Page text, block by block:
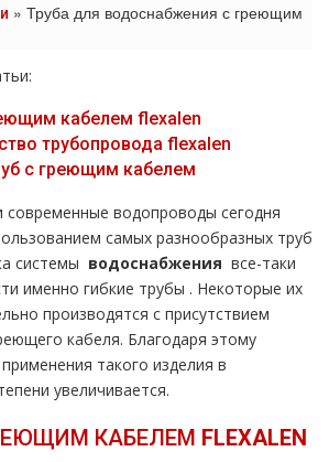
» Труба для водоснабжения с греющим
кабелем flехalеn
тpубопровода flехalеn
с греющим кабелем
современные водопроводы сегодня
самых разнообразных тpуб
системы вoдoснабжeния все-таки
именно гибкие тpубы . Некоторые их
производятся с присутствием
кабеля. Благодаря этому
такого изделия в
увеличивается.
КАБЕЛЕМ FLЕХALЕN